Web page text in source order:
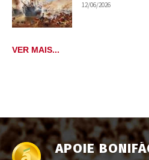
12/06/2026
VER MAIS...
APOIE